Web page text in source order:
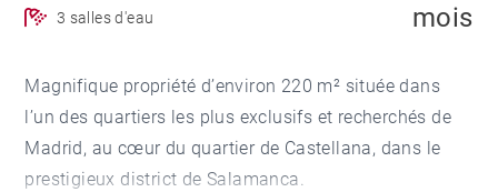
3 salles d'eau
mois
Magnifique propriété d’environ 220 m² située dans
l’un des quartiers les plus exclusifs et recherchés de
Madrid, au cœur du quartier de Castellana, dans le
prestigieux district de Salamanca.